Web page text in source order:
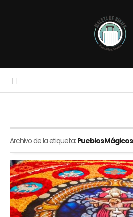
Archivo de la etiqueta: Pueblos Mágicos